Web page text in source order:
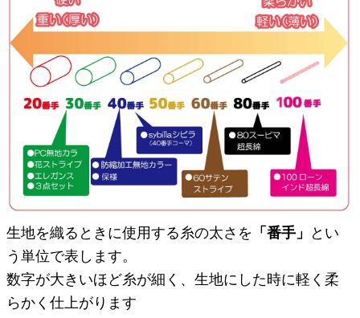
生地を織るときに使用する糸の太さを 「番手」 とい
う単位で表します。
数字が大きいほど糸が細く、生地にした時に軽く柔
らかく仕上がります